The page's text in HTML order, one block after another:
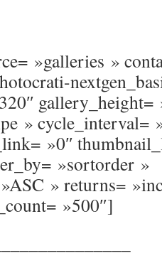
»galleries »
gallery_height=
» cycle_interval=
»0″
»sortorder »
» returns=
»500″]